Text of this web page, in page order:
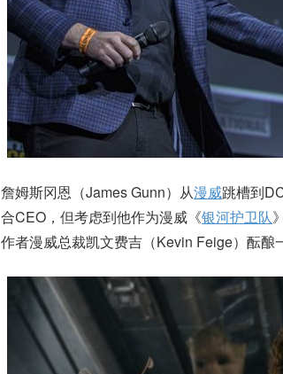
詹姆斯冈恩（James Gunn）从漫威跳槽到
合CEO，但考虑到他作为漫威《银河护卫队
作者漫威总裁凯文费吉（Kevin Feige）酝酿